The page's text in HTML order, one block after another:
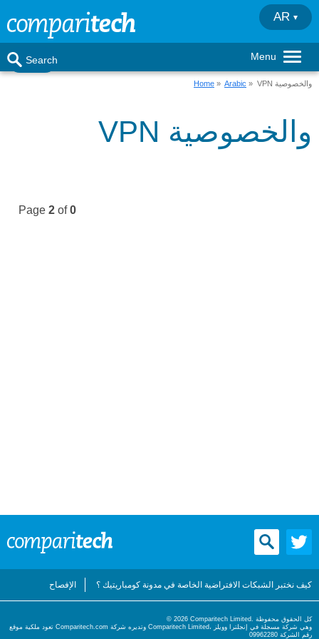
Menu
Search
AR
Home » Arabic » VPN والخصوصية
VPN والخصوصية
Page 2 of0
الإفصاح كيف نختبر الشبكات الافتراضية الخاصة في مدونة كومباريتيك ؟
© 2026 Comparitech Limited. كل الحقوق محفوظة
تعود ملكية موقع Comparitech.com وتديره شركة Comparitech Limited، وهي شركة مسجلة في إنجلترا وويلز
رقم الشركة 09962280